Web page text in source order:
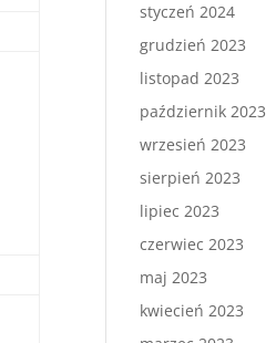
styczeń 2024
grudzień 2023
listopad 2023
październik 2023
wrzesień 2023
sierpień 2023
lipiec 2023
czerwiec 2023
maj 2023
kwiecień 2023